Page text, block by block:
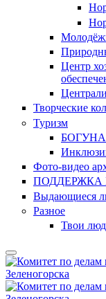
Центр
Творческие
Туризм
Фото-видео
ПОДДЕРЖКА
Выдающиеся
Разное
Твои